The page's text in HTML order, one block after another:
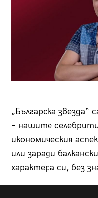
„Българска звезда“
– нашите
икономическия
или заради
характера си, без